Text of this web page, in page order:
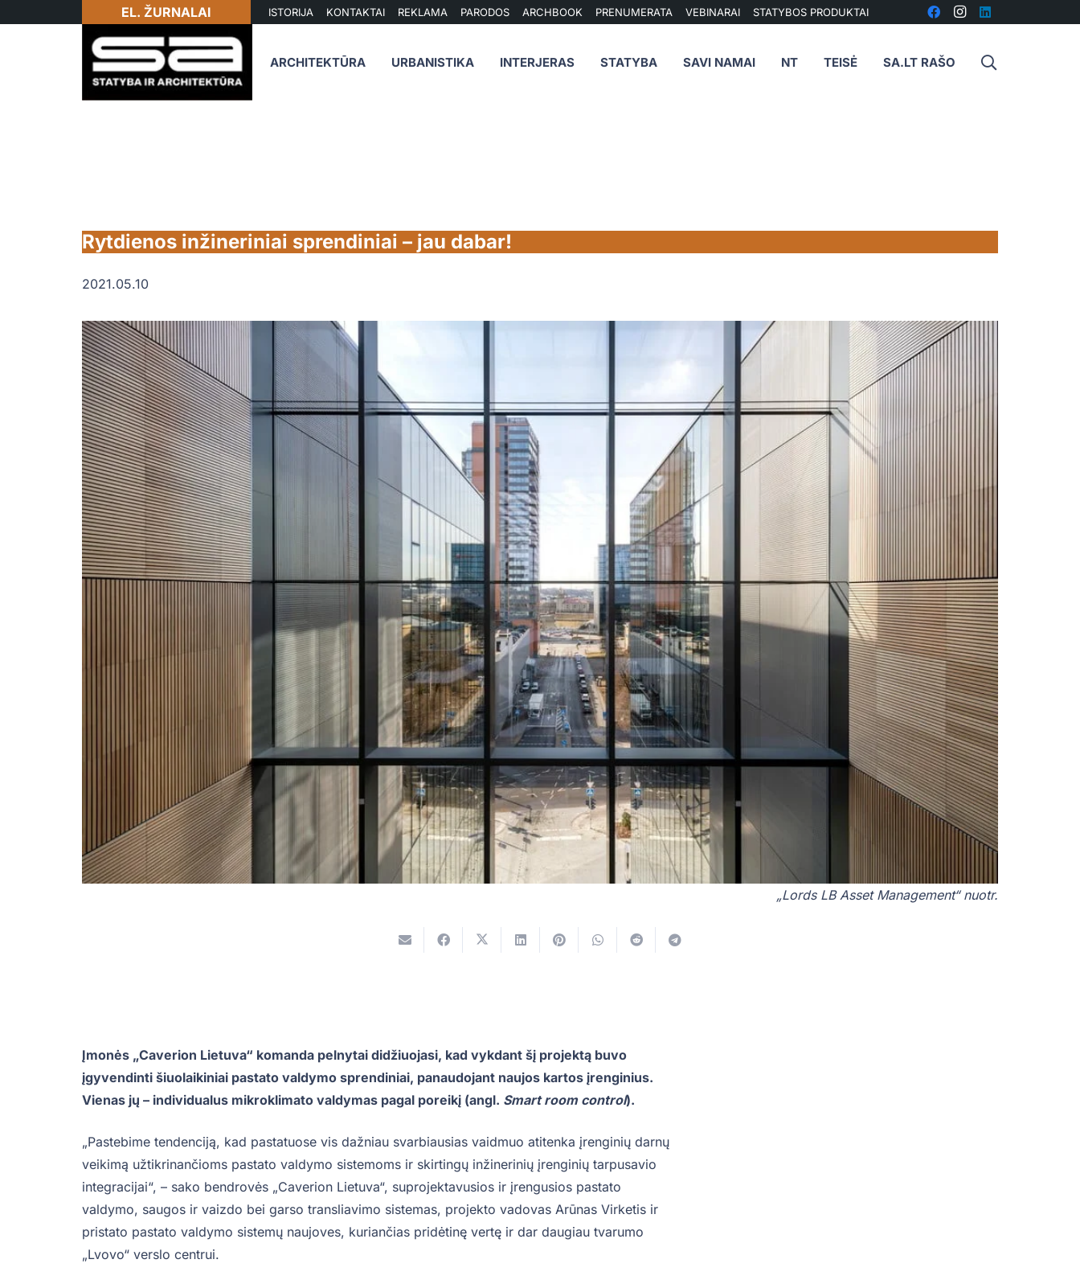
EL. ŽURNALAI ISTORIJA KONTAKTAI REKLAMA PARODOS ARCHBOOK PRENUMERATA VEBINARAI STATYBOS PRODUKTAI
ARCHITEKTŪRA URBANISTIKA INTERJERAS STATYBA SAVI NAMAI NT TEISĖ SA.LT RAŠO
Rytdienos inžineriniai sprendiniai – jau dabar!
2021.05.10
„Lords LB Asset Management“ nuotr.
Įmonės „Caverion Lietuva“ komanda pelnytai didžiuojasi, kad vykdant šį projektą buvo
įgyvendinti šiuolaikiniai pastato valdymo sprendiniai, panaudojant naujos kartos įrenginius.
Vienas jų – individualus mikroklimato valdymas pagal poreikį (angl. Smart room control).
„Pastebime tendenciją, kad pastatuose vis dažniau svarbiausias vaidmuo atitenka įrenginių darnų
veikimą užtikrinančioms pastato valdymo sistemoms ir skirtingų inžinerinių įrenginių tarpusavio
integracijai“, – sako bendrovės „Caverion Lietuva“, suprojektavusios ir įrengusios pastato
valdymo, saugos ir vaizdo bei garso transliavimo sistemas, projekto vadovas Arūnas Virketis ir
pristato pastato valdymo sistemų naujoves, kuriančias pridėtinę vertę ir dar daugiau tvarumo
„Lvovo“ verslo centrui.